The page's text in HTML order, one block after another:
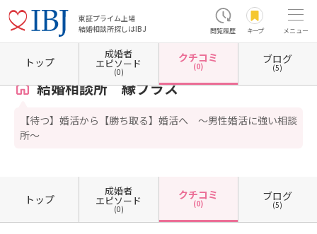
東証プライム上場
結婚相談所探しはIBJ
閲覧履歴 キープ メニュー
ホーム 東京都の結婚相談所 東京都新宿区 結婚相談所 縁プラス クチコミ一覧
結婚相談所 縁プラス
【待つ】婚活から【勝ち取る】婚活へ ～男性婚活に強い相談
所～
トップ
成婚者
エピソード
(0)
クチコミ
(0)
ブログ
(5)
トップ
成婚者
エピソード
(0)
クチコミ
(0)
ブログ
(5)